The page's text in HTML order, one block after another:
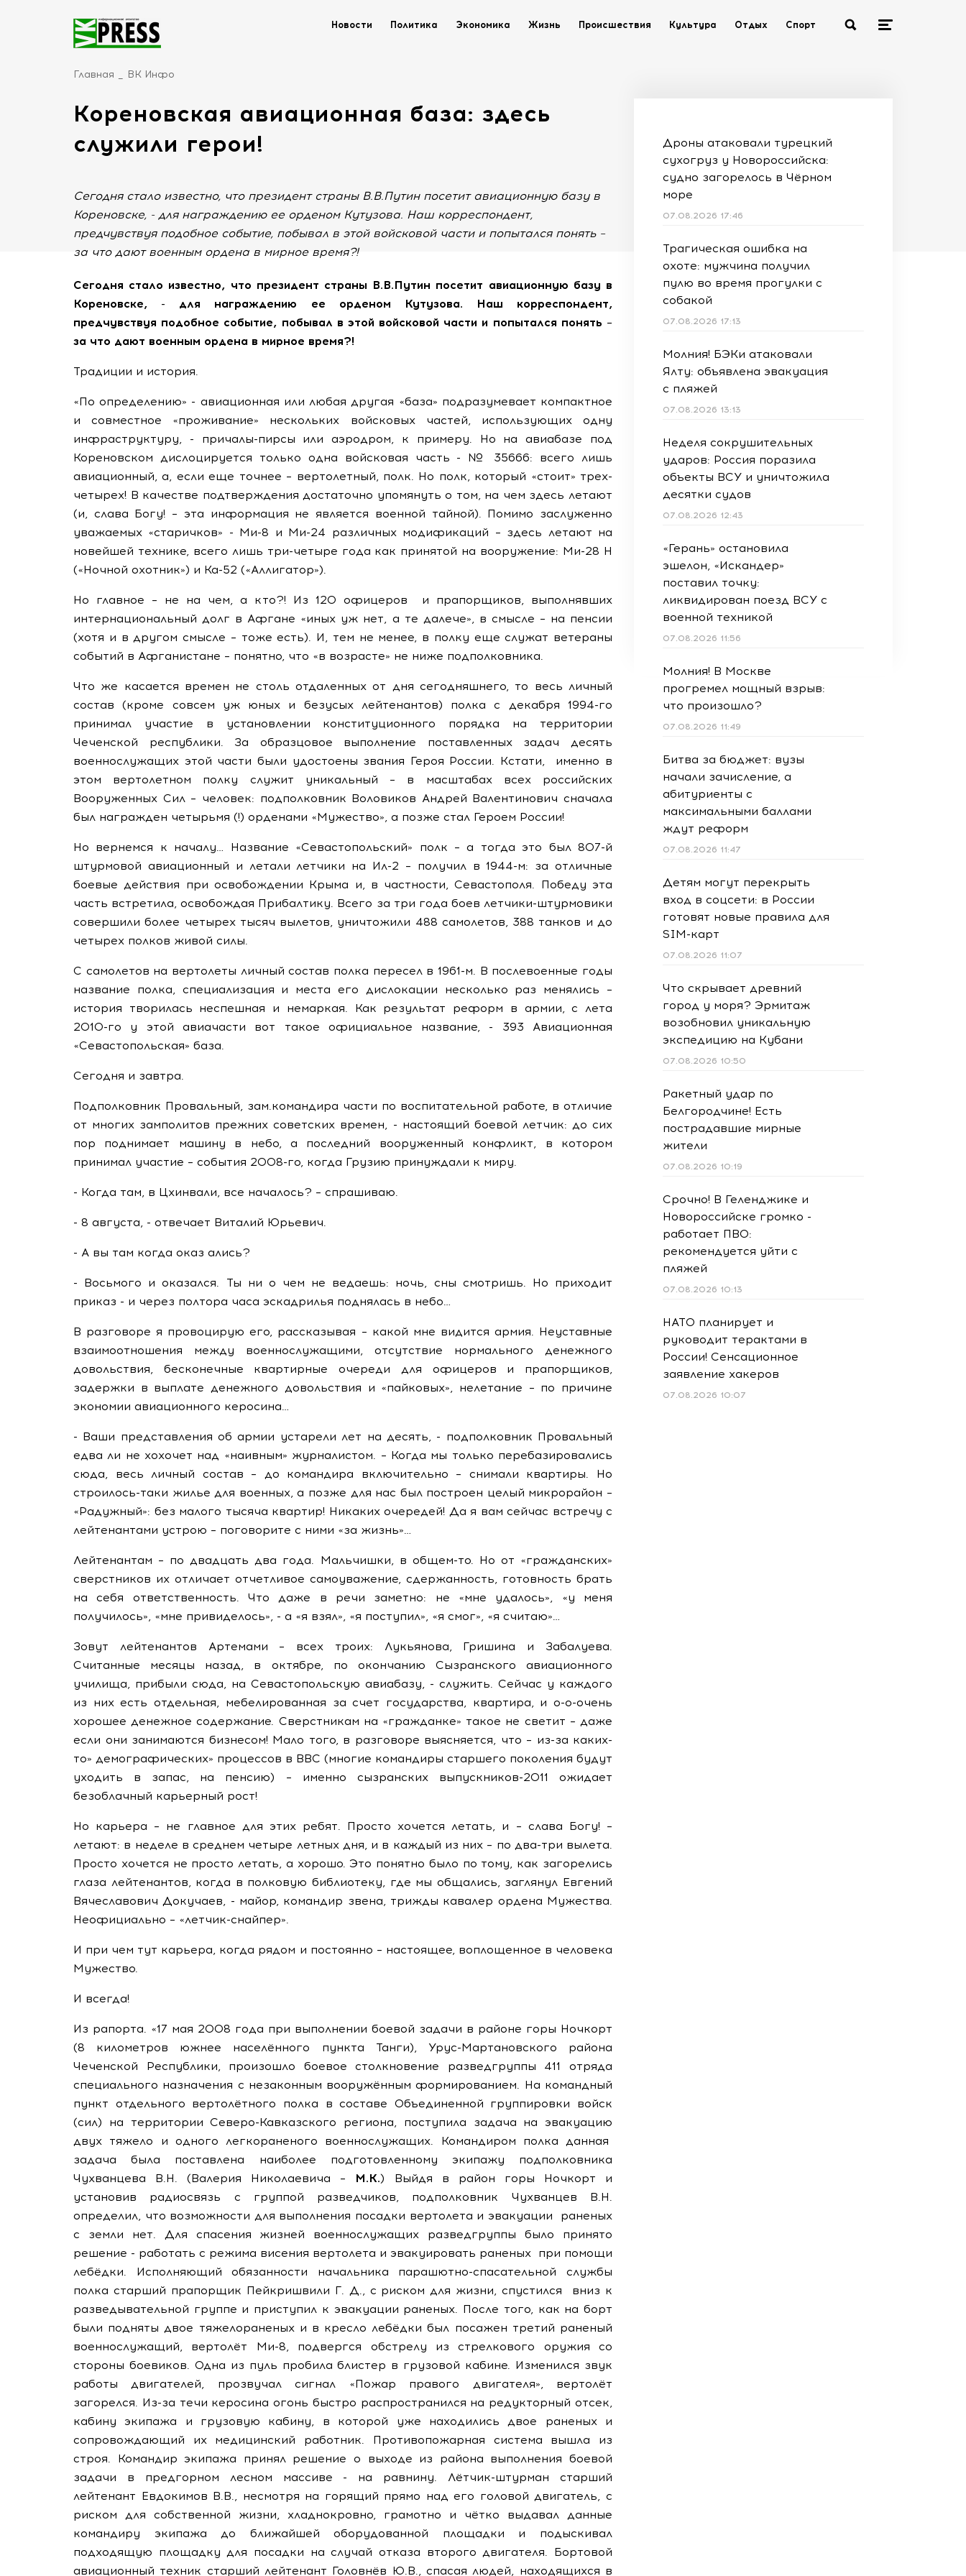
Новости Политика Экономика Жизнь Происшествия Культура Отдых Спорт
Главная ВК Инфо
Кореновская авиационная база: здесь
служили герои!
Сегодня стало известно, что президент страны В.В.Путин посетит авиационную базу в
Кореновске, - для награждению ее орденом Кутузова. Наш корреспондент,
предчувствуя подобное событие, побывал в этой войсковой части и попытался понять –
за что дают военным ордена в мирное время?!
Сегодня стало известно, что президент страны В.В.Путин посетит авиационную базу в
Кореновске, - для награждению ее орденом Кутузова. Наш корреспондент,
предчувствуя подобное событие, побывал в этой войсковой части и попытался понять –
за что дают военным ордена в мирное время?!
Традиции и история.
«По определению» - авиационная или любая другая «база» подразумевает компактное
и совместное «проживание» нескольких войсковых частей, использующих одну
инфраструктуру, - причалы-пирсы или аэродром, к примеру. Но на авиабазе под
Кореновском дислоцируется только одна войсковая часть - № 35666: всего лишь
авиационный, а, если еще точнее – вертолетный, полк. Но полк, который «стоит» трех-
четырех! В качестве подтверждения достаточно упомянуть о том, на чем здесь летают
(и, слава Богу! – эта информация не является военной тайной). Помимо заслуженно
уважаемых «старичков» - Ми-8 и Ми-24 различных модификаций – здесь летают на
новейшей технике, всего лишь три-четыре года как принятой на вооружение: Ми-28 Н
(«Ночной охотник») и Ка-52 («Аллигатор»).
Но главное – не на чем, а кто?! Из 120 офицеров
и прапорщиков, выполнявших
интернациональный долг в Афгане «иных уж нет, а те далече», в смысле – на пенсии
(хотя и в другом смысле – тоже есть). И, тем не менее, в полку еще служат ветераны
событий в Афганистане – понятно, что «в возрасте» не ниже подполковника.
Что же касается времен не столь отдаленных от дня сегодняшнего, то весь личный
состав (кроме совсем уж юных и безусых лейтенантов) полка с декабря 1994-го
принимал участие в установлении конституционного порядка на территории
Чеченской республики. За образцовое выполнение поставленных задач десять
военнослужащих этой части были удостоены звания Героя России. Кстати,
именно в
этом вертолетном полку служит уникальный – в масштабах всех российских
Вооруженных Сил – человек: подполковник Воловиков Андрей Валентинович сначала
был награжден четырьмя (!) орденами «Мужество», а позже стал Героем России!
Но вернемся к началу… Название «Севастопольский» полк – а тогда это был 807-й
штурмовой авиационный и летали летчики на Ил-2 – получил в 1944-м: за отличные
боевые действия при освобождении Крыма и, в частности, Севастополя. Победу эта
часть встретила, освобождая Прибалтику. Всего за три года боев летчики-штурмовики
совершили более четырех тысяч вылетов, уничтожили 488 самолетов, 388 танков и до
четырех полков живой силы.
С самолетов на вертолеты личный состав полка пересел в 1961-м. В послевоенные годы
название полка, специализация и места его дислокации несколько раз менялись –
история творилась неспешная и немаркая. Как результат реформ в армии, с лета
2010-го у этой авиачасти вот такое официальное название, - 393 Авиационная
«Севастопольская» база.
Сегодня и завтра.
Подполковник Провальный, зам.командира части по воспитательной работе, в отличие
от многих замполитов прежних советских времен, - настоящий боевой летчик: до сих
пор поднимает машину в небо, а последний вооруженный конфликт, в котором
принимал участие – события 2008-го, когда Грузию принуждали к миру.
- Когда там, в Цхинвали, все началось? – спрашиваю.
- 8 августа, - отвечает Виталий Юрьевич.
- А вы там когда оказ ались?
- Восьмого и оказался. Ты ни о чем не ведаешь: ночь, сны смотришь. Но приходит
приказ - и через полтора часа эскадрилья поднялась в небо…
В разговоре я провоцирую его, рассказывая – какой мне видится армия. Неуставные
взаимоотношения между военнослужащими, отсутствие нормального денежного
довольствия, бесконечные квартирные очереди для офицеров и прапорщиков,
задержки в выплате денежного довольствия и «пайковых», нелетание – по причине
экономии авиационного керосина…
- Ваши представления об армии устарели лет на десять, - подполковник Провальный
едва ли не хохочет над «наивным» журналистом. – Когда мы только перебазировались
сюда, весь личный состав – до командира включительно – снимали квартиры. Но
строилось-таки жилье для военных, а позже для нас был построен целый микрорайон –
«Радужный»: без малого тысяча квартир! Никаких очередей! Да я вам сейчас встречу с
лейтенантами устрою – поговорите с ними «за жизнь»…
Лейтенантам – по двадцать два года. Мальчишки, в общем-то. Но от «гражданских»
сверстников их отличает отчетливое самоуважение, сдержанность, готовность брать
на себя ответственность. Что даже в речи заметно: не «мне удалось», «у меня
получилось», «мне привиделось», - а «я взял», «я поступил», «я смог», «я считаю»…
Зовут лейтенантов Артемами – всех троих: Лукьянова, Гришина и Забалуева.
Считанные месяцы назад, в октябре, по окончанию Сызранского авиационного
училища, прибыли сюда, на Севастопольскую авиабазу, - служить. Сейчас у каждого
из них есть отдельная, мебелированная за счет государства, квартира, и о-о-очень
хорошее денежное содержание. Сверстникам на «гражданке» такое не светит – даже
если они занимаются бизнесом! Мало того, в разговоре выясняется, что – из-за каких-
то» демографических» процессов в ВВС (многие командиры старшего поколения будут
уходить в запас, на пенсию) – именно сызранских выпускников-2011 ожидает
безоблачный карьерный рост!
Но карьера – не главное для этих ребят. Просто хочется летать, и – слава Богу! –
летают: в неделе в среднем четыре летных дня, и в каждый из них – по два-три вылета.
Просто хочется не просто летать, а хорошо. Это понятно было по тому, как загорелись
глаза лейтенантов, когда в полковую библиотеку, где мы общались, заглянул Евгений
Вячеславович Докучаев, - майор, командир звена, трижды кавалер ордена Мужества.
Неофициально – «летчик-снайпер».
И при чем тут карьера, когда рядом и постоянно – настоящее, воплощенное в человека
Мужество.
И всегда!
Из рапорта. «17 мая 2008 года при выполнении боевой задачи в районе горы Ночкорт
(8 километров южнее населённого пункта Танги), Урус-Мартановского района
Чеченской Республики, произошло боевое столкновение разведгруппы 411 отряда
специального назначения с незаконным вооружённым формированием. На командный
пункт отдельного вертолётного полка в составе Объединенной группировки войск
(сил) на территории Северо-Кавказского региона, поступила задача на эвакуацию
двух тяжело и одного легкораненого военнослужащих. Командиром полка данная
задача была поставлена наиболее подготовленному экипажу подполковника
Чухванцева В.Н. (Валерия Николаевича – М.К.) Выйдя в район горы Ночкорт и
установив радиосвязь с группой разведчиков, подполковник Чухванцев В.Н.
определил, что возможности для выполнения посадки вертолета и эвакуации
раненых
с земли нет. Для спасения жизней военнослужащих разведгруппы было принято
решение - работать с режима висения вертолета и эвакуировать раненых при помощи
лебёдки. Исполняющий обязанности начальника парашютно-спасательной службы
полка старший прапорщик Пейкришвили Г. Д., с риском для жизни, спустился
вниз к
разведывательной группе и приступил к эвакуации раненых. После того, как на борт
были подняты двое тяжелораненых и в кресло лебёдки был посажен третий раненый
военнослужащий, вертолёт Ми-8, подвергся обстрелу из стрелкового оружия со
стороны боевиков. Одна из пуль пробила блистер в грузовой кабине. Изменился звук
работы двигателей, прозвучал сигнал «Пожар правого двигателя», вертолёт
загорелся. Из-за течи керосина огонь быстро распространился на редукторный отсек,
кабину экипажа и грузовую кабину, в которой уже находились двое раненых и
сопровождающий их медицинский работник. Противопожарная система вышла из
строя. Командир экипажа принял решение о выходе из района выполнения боевой
задачи в предгорном лесном массиве - на равнину. Лётчик-штурман старший
лейтенант Евдокимов В.В., несмотря на горящий прямо над его головой двигатель, с
риском для собственной жизни, хладнокровно, грамотно и чётко выдавал данные
командиру экипажа до ближайшей оборудованной площадки и подыскивал
подходящую площадку для посадки на случай отказа второго двигателя. Бортовой
авиационный техник старший лейтенант Головнёв Ю.В., спасая людей, находящихся в
Дроны атаковали турецкий
сухогруз у Новороссийска:
судно загорелось в Чёрном
море
07.08.2026 17:46
Трагическая ошибка на
охоте: мужчина получил
пулю во время прогулки с
собакой
07.08.2026 17:13
Молния! БЭКи атаковали
Ялту: объявлена эвакуация
с пляжей
07.08.2026 13:13
Неделя сокрушительных
ударов: Россия поразила
объекты ВСУ и уничтожила
десятки судов
07.08.2026 12:43
«Герань» остановила
эшелон, «Искандер»
поставил точку:
ликвидирован поезд ВСУ с
военной техникой
07.08.2026 11:56
Молния! В Москве
прогремел мощный взрыв:
что произошло?
07.08.2026 11:49
Битва за бюджет: вузы
начали зачисление, а
абитуриенты с
максимальными баллами
ждут реформ
07.08.2026 11:47
Детям могут перекрыть
вход в соцсети: в России
готовят новые правила для
SIM-карт
07.08.2026 11:07
Что скрывает древний
город у моря? Эрмитаж
возобновил уникальную
экспедицию на Кубани
07.08.2026 10:50
Ракетный удар по
Белгородчине! Есть
пострадавшие мирные
жители
07.08.2026 10:19
Срочно! В Геленджике и
Новороссийске громко -
работает ПВО:
рекомендуется уйти с
пляжей
07.08.2026 10:13
НАТО планирует и
руководит терактами в
России! Сенсационное
заявление хакеров
07.08.2026 10:07